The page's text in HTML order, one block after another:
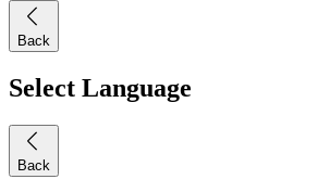
Back
Select Language
Back